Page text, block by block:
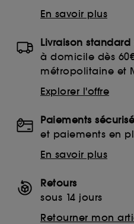
En savoir plus
Livraison standard
à domicile dès
métropolitaine et
Explorer l'offre
Paiements
et paiements en
En savoir plus
Retours
sous 14 jours
Retourner mon